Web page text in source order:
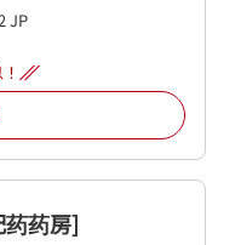
JP
药房]